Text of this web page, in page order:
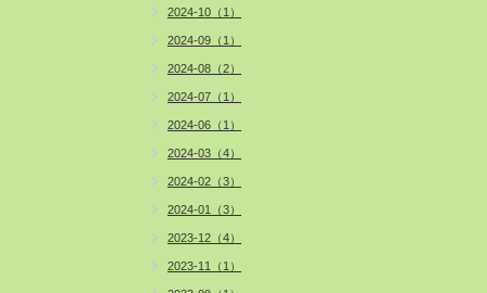
2024-10（1）
2024-09（1）
2024-08（2）
2024-07（1）
2024-06（1）
2024-03（4）
2024-02（3）
2024-01（3）
2023-12（4）
2023-11（1）